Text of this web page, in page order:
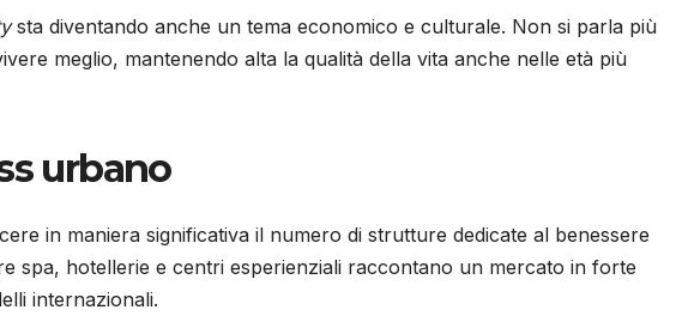
sta diventando anche un tema economico e culturale. Non si parla più
meglio, mantenendo alta la qualità della vita anche nelle età più
urbano
in maniera significativa il numero di strutture dedicate al benessere
spa, hotellerie e centri esperienziali raccontano un mercato in forte
internazionali.